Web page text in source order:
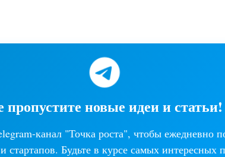
пропустите новые идеи и статьи!
канал "Точка роста", чтобы ежедневно
стартапов. Будьте в курсе самых интересных